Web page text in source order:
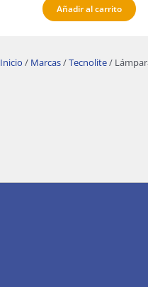
Añadir al carrito
Inicio / Marcas/Tecnolite/